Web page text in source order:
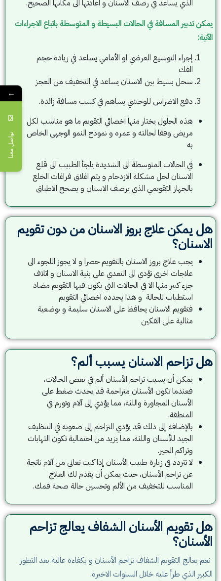
الذي يساعد في رصف الاسنان و اعادتها الى مكانها الصحيح.
يمكن تدبير المسافة في الحالات البسيطة و المتوسطة باتباع الاجراءات
الآتية:
إجراء التوسيع العرضي او الأمامي يساعد في زيادة حجم
الفك
سحل بسيط بين الاسنان يساعد في التخفيف من العجز
دفع الاضراس للوحشي يساهم في كسب مسافة زائدة.
هذه الحلول يختار منها اخصائي التقويم ما هو مناسب لكل
مريض وفقا لحالته و عمره و نموذج النمو الوجهي الخاص
به
في الحالات المتوسطة الى الشديدة يلجأ الطبيب الى قلع
الاسنان لحل مشكلة الازدحام و يتم اغلاق فراغات الخلع
بالجهاز التقويمي الذي يرصف الاسنان و يصحح الاطباق
هل يمكن علاج بروز الاسنان من دون تقويم
الاسنان؟
يجب علاج بروز الاسنان بالتقويم حصرا و لا يجوز اللجوء الى
علاجات اخرى تؤدي الى التعدي على بنية الاسنان و اتلاف
جزء كبير منها الا في الحالات التي يكون فيها التقويم مضاد
استطباب للحالة و هذا يحدده اخصائي التقويم
فتقويم الاسنان يحافظ على الاسنان سليمة و بوضعية
مثالية على الفكين
هل تزاحم الاسنان يسبب ألم؟
يمكن أن يسبب تزاحم الأسنان ألم في بعض الحالات،
فعندما تكون الأسنان متزاحمة قد يحدث ضغط على
الأسنان المجاورة واللثة، مما يؤدي إلى آلام وتورم في
المنطقة.
بالإضافة إلى ذلك قد يؤدي التزاحم إلى صعوبة في التنظيف
الجيد للأسنان واللثة، مما يزيد من احتمالية تكون التهابات
وتراكم الجير.
لا تتردد في زيارة طبيب الأسنان إذا كنت تعاني من آلام ناتجة
عن تزاحم الأسنان، حيث يمكن أن يقدم لك العلاج
المناسب للتخفيف من الألم وتحسين حالة صحة فمك.
هل تقويم الأسنان الشفاف يعالج تزاحم
الأسنان؟
نعم يعالج التقويم الشفاف تزاحم الأسنان و بكفاءة عالية بعد التطور
الكبير الذي طرأ عليه خلال السنوات الاخيرة.
←
تواصل معنا